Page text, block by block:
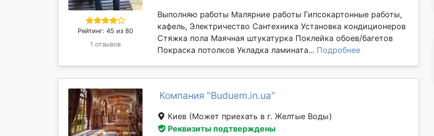
Рейтинг: 45 из 80
1 отзывов
Выполняю работы Малярние работы Гипсокартонные работы,
кафель, Электричество Сантехника Установка кондиционеров
Стяжка пола Маячная штукатурка Поклейка обоев/багетов
Покраска потолков Укладка ламината... Подробнее
Компания "Buduem.in.ua"
Киев (Может приехать в г. Желтые Воды)
Реквизиты подтверждены